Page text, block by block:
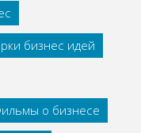
бизнес идей
о бизнесе